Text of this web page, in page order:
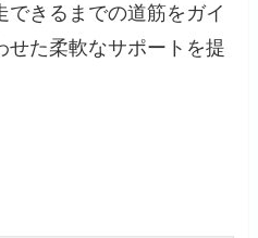
できるまでの道筋をガイ
せた柔軟なサポートを提